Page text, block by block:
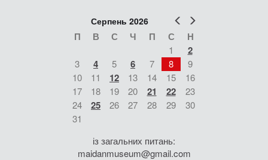
Попер
Серпень 2026
П В С Ч П С Н
1 2
3 4 5 6 7 8
9
10
11 12 13 14 15
16
17
18 19 20 21 22
23
24
25 26 27 28 29
30
31
із загальних питань:
maidanmuseum@gmail.com